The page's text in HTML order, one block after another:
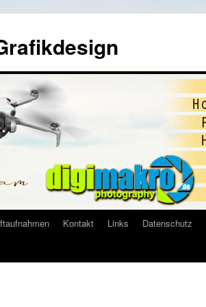
Kontakt Links Datenschutz